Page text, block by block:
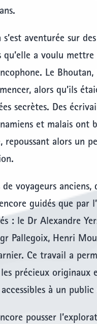
s’est aventurée sur
qu’elle a voulu
Le Bhoutan,
alors qu’ils
secrètes. Des
et malais ont
repoussant alors un
de voyageurs anciens,
guidés que par
: le Dr Alexandre
Pallegoix, Henri
Ce travail a
précieux originaux
à un
pousser